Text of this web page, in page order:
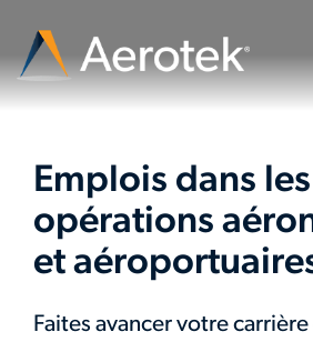
Emplois dans les
opérations
et
Faites avancer votre carrière